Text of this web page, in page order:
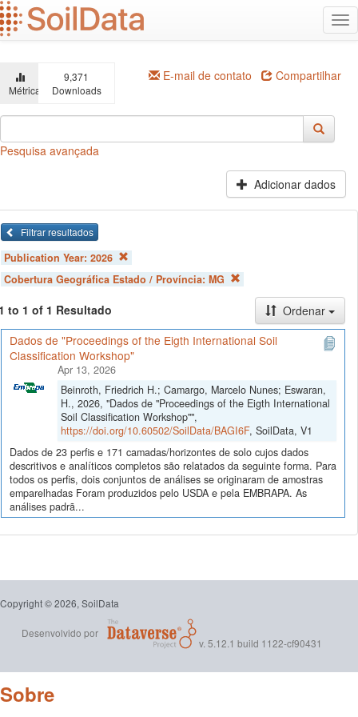
Ir
para
o
principal
Métricas
9,371
Downloads
E-mail de contato Compartilhar
Pesquisa avançada
Adicionar dados
Filtrar resultados
Publication Year: 2026
Cobertura Geográfica Estado / Província: MG
to 1 of 1 Resultado
Ordenar
Dados de "Proceedings of the Eigth International Soil
Classification Workshop"
Apr 13, 2026
Beinroth, Friedrich H.; Camargo, Marcelo Nunes; Eswaran,
H., 2026, "Dados de "Proceedings of the Eigth International
Soil Classification Workshop"",
https://doi.org/10.60502/SoilData/BAGI6F, SoilData, V1
Dados de 23 perfis e 171 camadas/horizontes de solo cujos dados
descritivos e analíticos completos são relatados da seguinte forma. Para
todos os perfis, dois conjuntos de análises se originaram de amostras
emparelhadas Foram produzidos pelo USDA e pela EMBRAPA. As
análises padrã...
Copyright © 2026, SoilData
Desenvolvido por
v. 5.12.1 build 1122-cf90431
Sobre